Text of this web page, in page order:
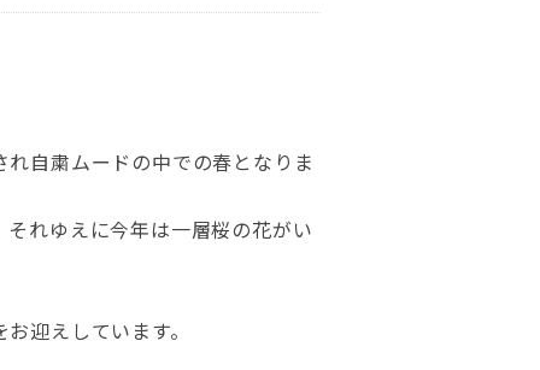
自粛ムードの中での春となりま
れゆえに今年は一層桜の花がい
迎えしています。